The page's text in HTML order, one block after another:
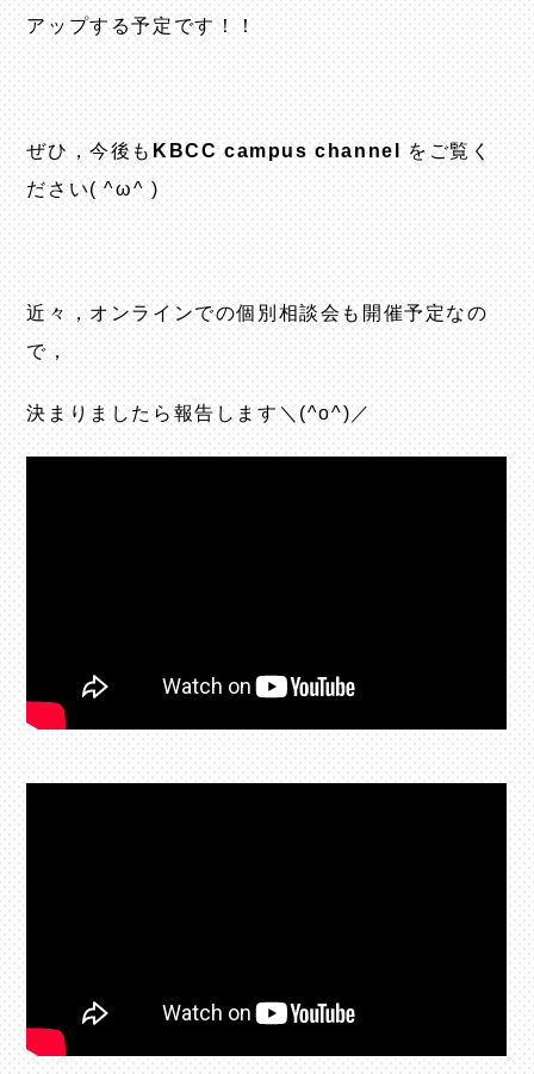
アップする予定です！！
ぜひ，今後も KBCC campus channel
をご覧く
ださい( ^ω^ )
近々，オンラインでの個別相談会も開催予定なの
で，
決まりましたら報告します＼(^o^)／